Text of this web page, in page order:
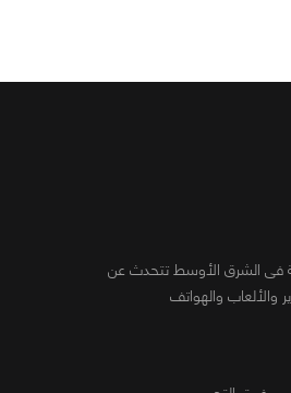
فى الشرق الأوسط تتحدث عن
والألعاب والهواتف